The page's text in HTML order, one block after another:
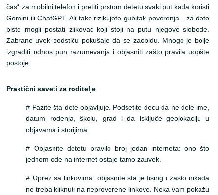
čas“ za mobilni telefon i pretiti prstom detetu svaki put kada koristi
Gemini ili ChatGPT. Ali tako rizikujete gubitak poverenja - za dete
biste mogli postati zlikovac koji stoji na putu njegove slobode.
Zabrane uvek podstiču pokušaje da se zaobiđu. Mnogo je bolje
izgraditi odnos pun razumevanja i objasniti zašto pravila uopšte
postoje.
Praktični saveti za roditelje
# Pazite šta dete objavljuje. Podsetite decu da ne dele ime,
datum rođenja, školu, grad i da isključe geolokaciju u
objavama i storijima.
# Objasnite detetu pravilo broj jedan interneta: ono što
jednom ode na internet ostaje tamo zauvek.
# Oprez sa linkovima: objasnite šta je fišing i zašto nikada
ne treba kliknuti na neproverene linkove. Neka vam pokažu